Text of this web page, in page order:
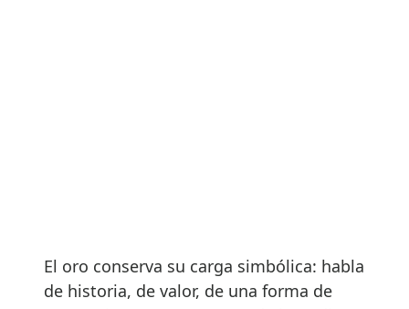
El oro conserva su carga simbólica: habla
de historia, de valor, de una forma de